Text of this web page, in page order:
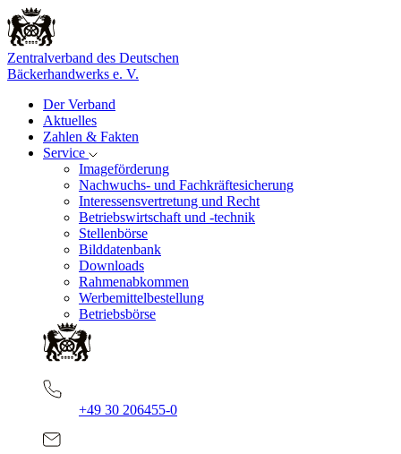
Zentralverband des Deutschen
Bäckerhandwerks e. V.
Der Verband
Aktuelles
Zahlen & Fakten
Service
Imageförderung
Nachwuchs- und Fachkräftesicherung
Interessensvertretung und Recht
Betriebswirtschaft und -technik
Stellenbörse
Bilddatenbank
Downloads
Rahmenabkommen
Werbemittelbestellung
Betriebsbörse
+49 30 206455-0